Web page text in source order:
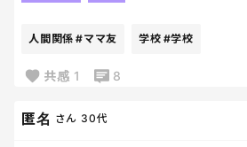
スマホ放置してたんだけど、未読
人間関係 #ママ友 学校 #学校
共感 1 8
匿名 さん 30代